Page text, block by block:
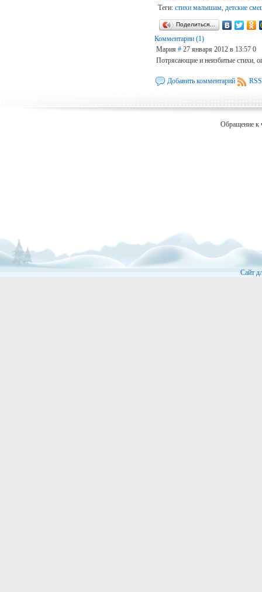
Теги: стихи малышам, детские
Поделиться…
Комментарии (1)
Мария # 27 января 2012 в 13:57 0
Потрясающие и неизбитые стихи,
Добавить комментарий
Обращение к
Сайт